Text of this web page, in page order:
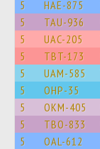
5 HAE-875
5 TAU-936
5 UAC-205
5 TBT-173
5 UAM-585
5 OHP-35
5 OKM-405
5 TBO-833
5 OAL-612